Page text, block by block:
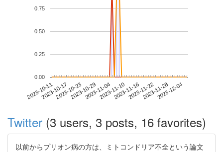
2023-10-112023-10-172023-10-232023-10-292023-11-042023-11-102023-11-162023-11-222023-11-282023-12-04
0.00
0.25
0.50
0.75
Twitter (3 users, 3 posts, 16 favorites)
以前からプリオン病の方は、ミトコンドリア不全という論文